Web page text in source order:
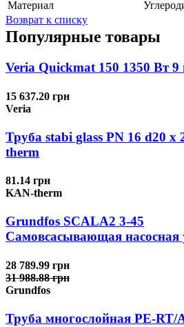
Материал
Возврат к списку
Популярные товары
Veria Quickmat 150 1350 Вт 9
15 637.20 грн
Veria
Труба stabi glass PN 16 d20 х
therm
81.14 грн
KAN-therm
Grundfos SCALA2 3-45
Самовсасывающая насосная
28 789.99 грн
31 988.88 грн
Grundfos
Труба многослойная PE-RT/